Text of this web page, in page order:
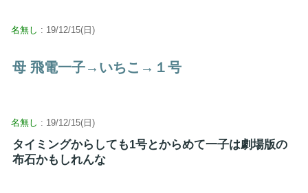
名無し : 19/12/15(日)
母 飛電一子→いちこ→１号
名無し : 19/12/15(日)
タイミングからしても1号とからめて一子は劇場版の
布石かもしれんな